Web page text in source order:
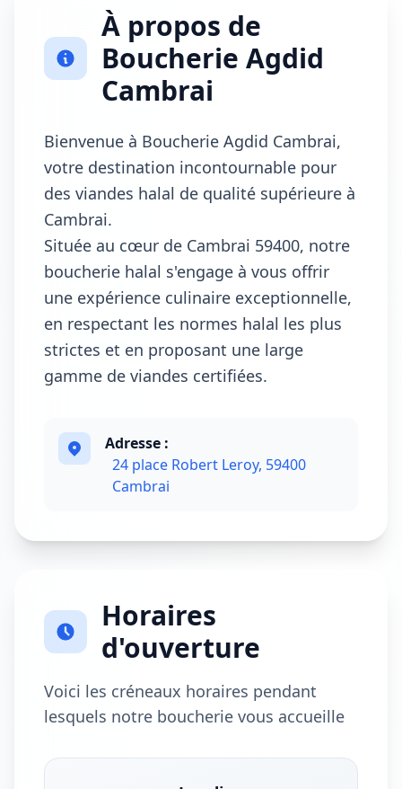
À propos de
Boucherie Agdid
Cambrai
Bienvenue à Boucherie Agdid Cambrai,
votre destination incontournable pour
des viandes halal de qualité supérieure à
Cambrai.
Située au cœur de Cambrai 59400, notre
boucherie halal s'engage à vous offrir
une expérience culinaire exceptionnelle,
en respectant les normes halal les plus
strictes et en proposant une large
gamme de viandes certifiées.
Adresse :
24 place Robert Leroy, 59400
Cambrai
Horaires
d'ouverture
Voici les créneaux horaires pendant
lesquels notre boucherie vous accueille